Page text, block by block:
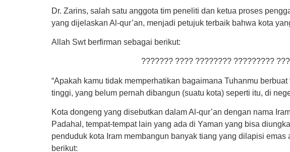
Dr. Zarins, salah satu anggota tim peneliti dan ketua proses
yang dijelaskan Al-qur’an, menjadi petujuk terbaik bahwa kota
Allah Swt berfirman sebagai berikut:
??????? ???? ???????? ?????????
“Apakah kamu tidak memperhatikan bagaimana Tuhanmu
tinggi, yang belum pernah dibangun (suatu kota) seperti itu, di
Kota dongeng yang disebutkan dalam Al-qur’an dengan nama
Padahal, tempat-tempat lain yang ada di Yaman yang bisa
penduduk kota Iram membangun banyak tiang yang dilapisi
berikut: